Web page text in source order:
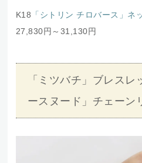
K18 「シトリン チロバース」ネ
27,830円～31,130円
「ミツバチ」ブレス
ースヌード」チェー